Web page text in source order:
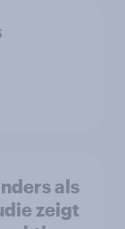
als
zeigt